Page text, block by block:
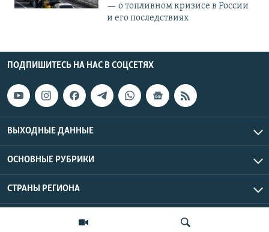
— о топливном кризисе в России
и его последствиях
ПОДПИШИТЕСЬ НА НАС В СОЦСЕТЯХ
ВЫХОДНЫЕ ДАННЫЕ
ОСНОВНЫЕ РУБРИКИ
СТРАНЫ РЕГИОНА
Азаттык Азия © 2026 RFE/RL, Inc. | Все права защищены.